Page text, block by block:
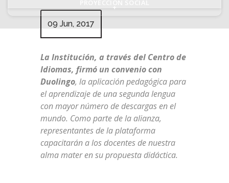
+
09 Jun, 2017
La Institución, a través del Centro de
Idiomas, firmó un convenio con
Duolingo, la aplicación pedagógica para
el aprendizaje de una segunda lengua
con mayor número de descargas en el
mundo. Como parte de la alianza,
representantes de la plataforma
capacitarán a los docentes de nuestra
alma mater en su propuesta didáctica.